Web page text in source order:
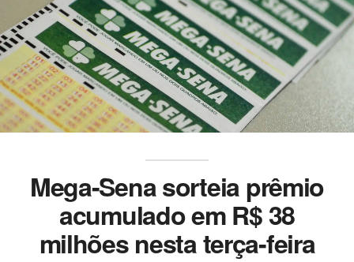
Mega-Sena sorteia prêmio
acumulado em R$ 38
milhões nesta terça-feira